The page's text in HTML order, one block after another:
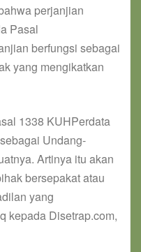
perjanjian
Pasal
berfungsi sebagai
yang mengikatkan
1338 KUHPerdata
Undang-
Artinya itu akan
bersepakat atau
yang
kepada Disetrap.com,